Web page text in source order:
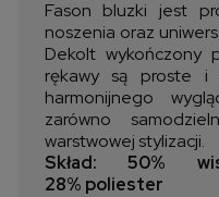
Fason bluzki jest
noszenia oraz
Dekolt wykończony
rękawy są proste i
harmonijnego
zarówno
warstwowej stylizacji.
Skład: 50%
28% poliester